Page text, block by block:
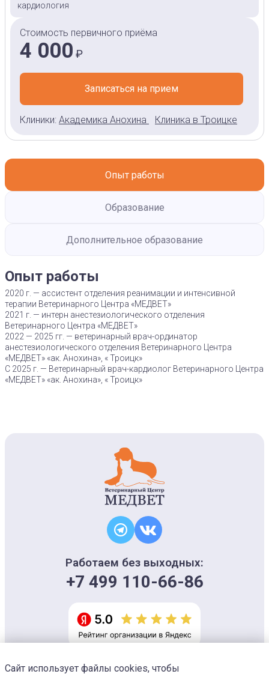
кардиология
Стоимость первичного приёма
4 000 ₽
Записаться на прием
Клиники: Академика Анохина Клиника в Троицке
Опыт работы
Образование
Дополнительное образование
Опыт работы
2020 г. — ассистент отделения реанимации и интенсивной
терапии Ветеринарного Центра «МЕДВЕТ»
2021 г. — интерн анестезиологического отделения
Ветеринарного Центра «МЕДВЕТ»
2022 — 2025 гг. — ветеринарный врач-ординатор
анестезиологического отделения Ветеринарного Центра
«МЕДВЕТ» «ак. Анохина», « Троицк»
С 2025 г. — Ветеринарный врач-кардиолог Ветеринарного Центра
«МЕДВЕТ» «ак. Анохина», « Троицк»
Работаем без выходных:
+7 499 110-66-86
Информация на сайте носит ознакомительный характер и не является
Сайт использует файлы cookies, чтобы